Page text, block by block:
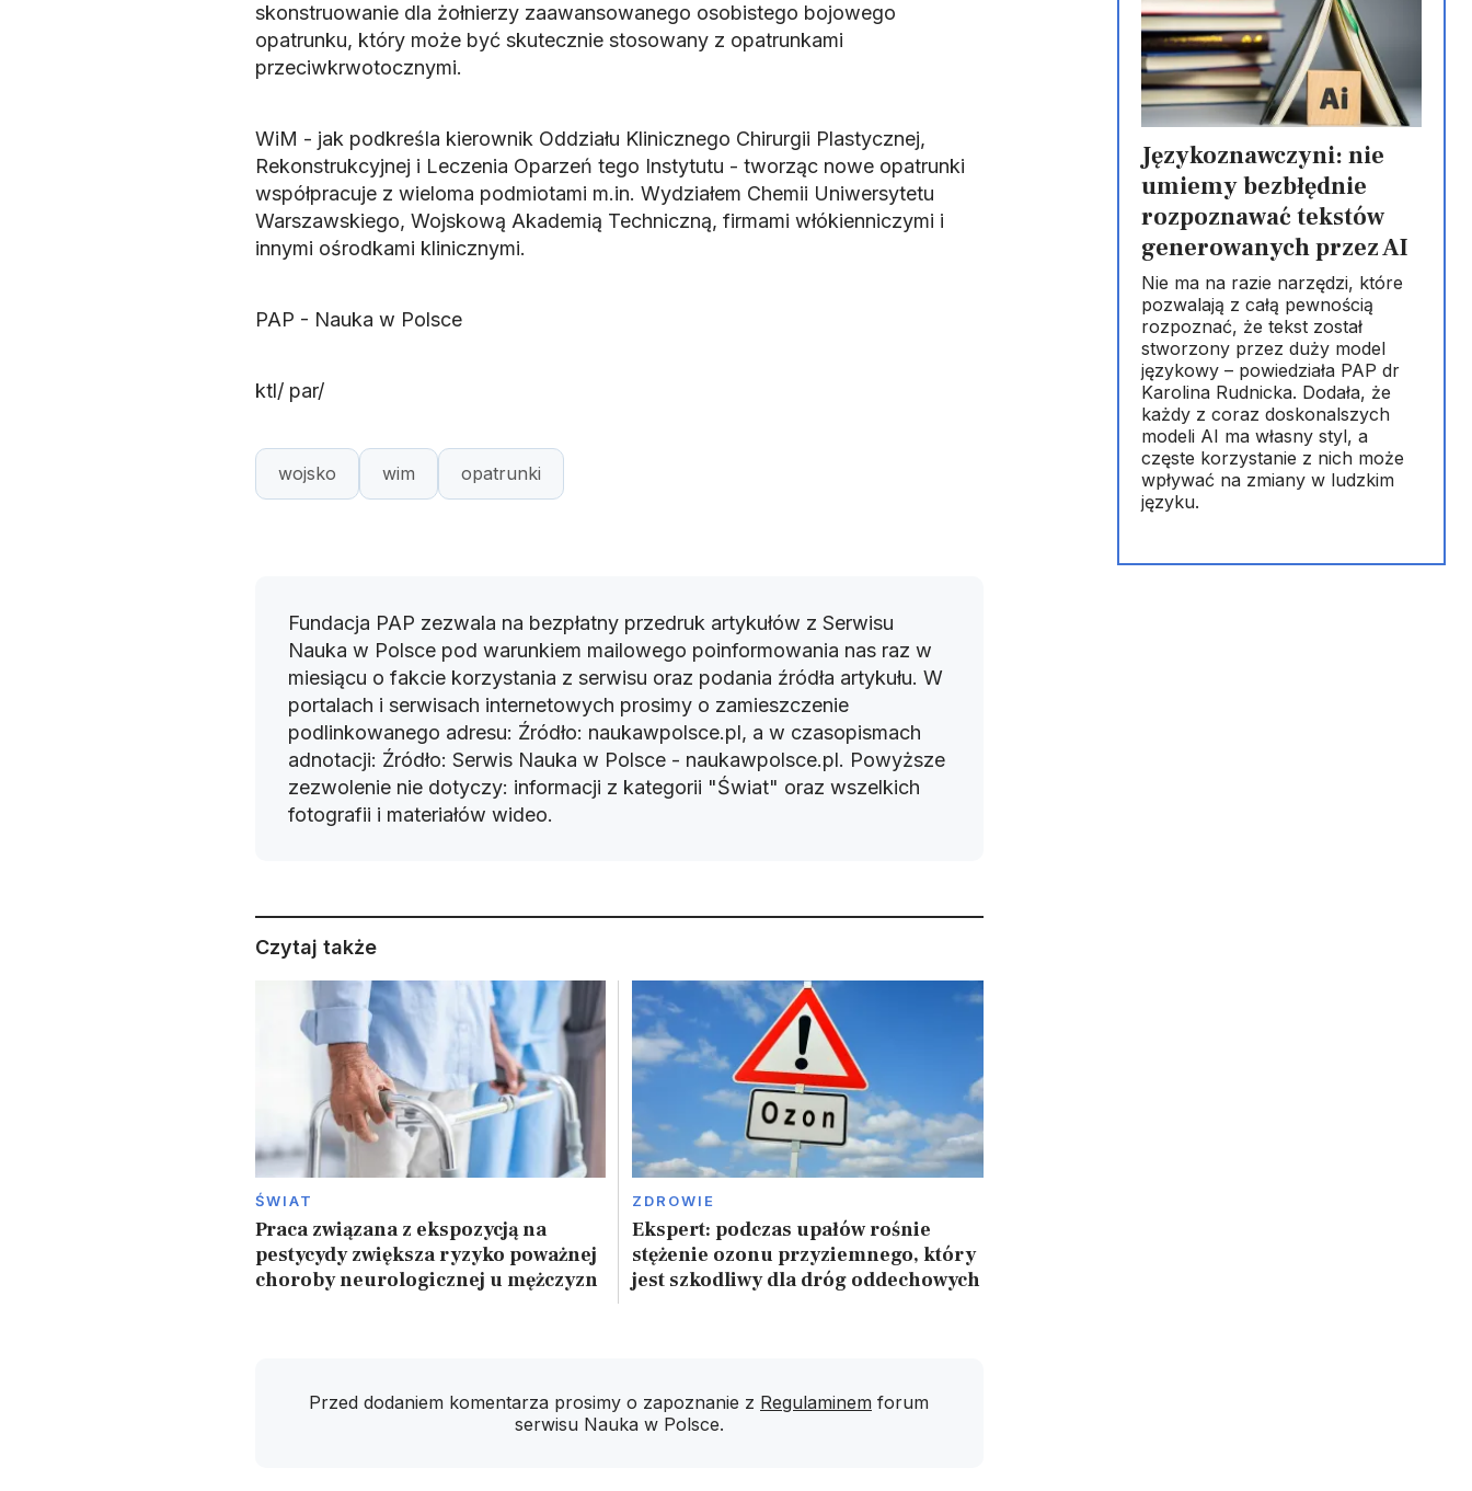
skonstruowanie dla żołnierzy zaawansowanego osobistego bojowego
opatrunku, który może być skutecznie stosowany z opatrunkami
przeciwkrwotocznymi.
WiM - jak podkreśla kierownik Oddziału Klinicznego Chirurgii Plastycznej,
Rekonstrukcyjnej i Leczenia Oparzeń tego Instytutu - tworząc nowe opatrunki
współpracuje z wieloma podmiotami m.in. Wydziałem Chemii Uniwersytetu
Warszawskiego, Wojskową Akademią Techniczną, firmami włókienniczymi i
innymi ośrodkami klinicznymi.
PAP - Nauka w Polsce
ktl/ par/
wojsko wim opatrunki
Fundacja PAP zezwala na bezpłatny przedruk artykułów z Serwisu
Nauka w Polsce pod warunkiem mailowego poinformowania nas raz w
miesiącu o fakcie korzystania z serwisu oraz podania źródła artykułu. W
portalach i serwisach internetowych prosimy o zamieszczenie
podlinkowanego adresu: Źródło: naukawpolsce.pl, a w czasopismach
adnotacji: Źródło: Serwis Nauka w Polsce - naukawpolsce.pl. Powyższe
zezwolenie nie dotyczy: informacji z kategorii "Świat" oraz wszelkich
fotografii i materiałów wideo.
Czytaj także
ŚWIAT
Praca związana z ekspozycją na
pestycydy zwiększa ryzyko poważnej
choroby neurologicznej u mężczyzn
ZDROWIE
Ekspert: podczas upałów rośnie
stężenie ozonu przyziemnego, który
jest szkodliwy dla dróg oddechowych
Przed dodaniem komentarza prosimy o zapoznanie z Regulaminem forum
serwisu Nauka w Polsce.
Językoznawczyni: nie
umiemy bezbłędnie
rozpoznawać tekstów
generowanych przez AI
Nie ma na razie narzędzi, które
pozwalają z całą pewnością
rozpoznać, że tekst został
stworzony przez duży model
językowy – powiedziała PAP dr
Karolina Rudnicka. Dodała, że
każdy z coraz doskonalszych
modeli AI ma własny styl, a
częste korzystanie z nich może
wpływać na zmiany w ludzkim
języku.